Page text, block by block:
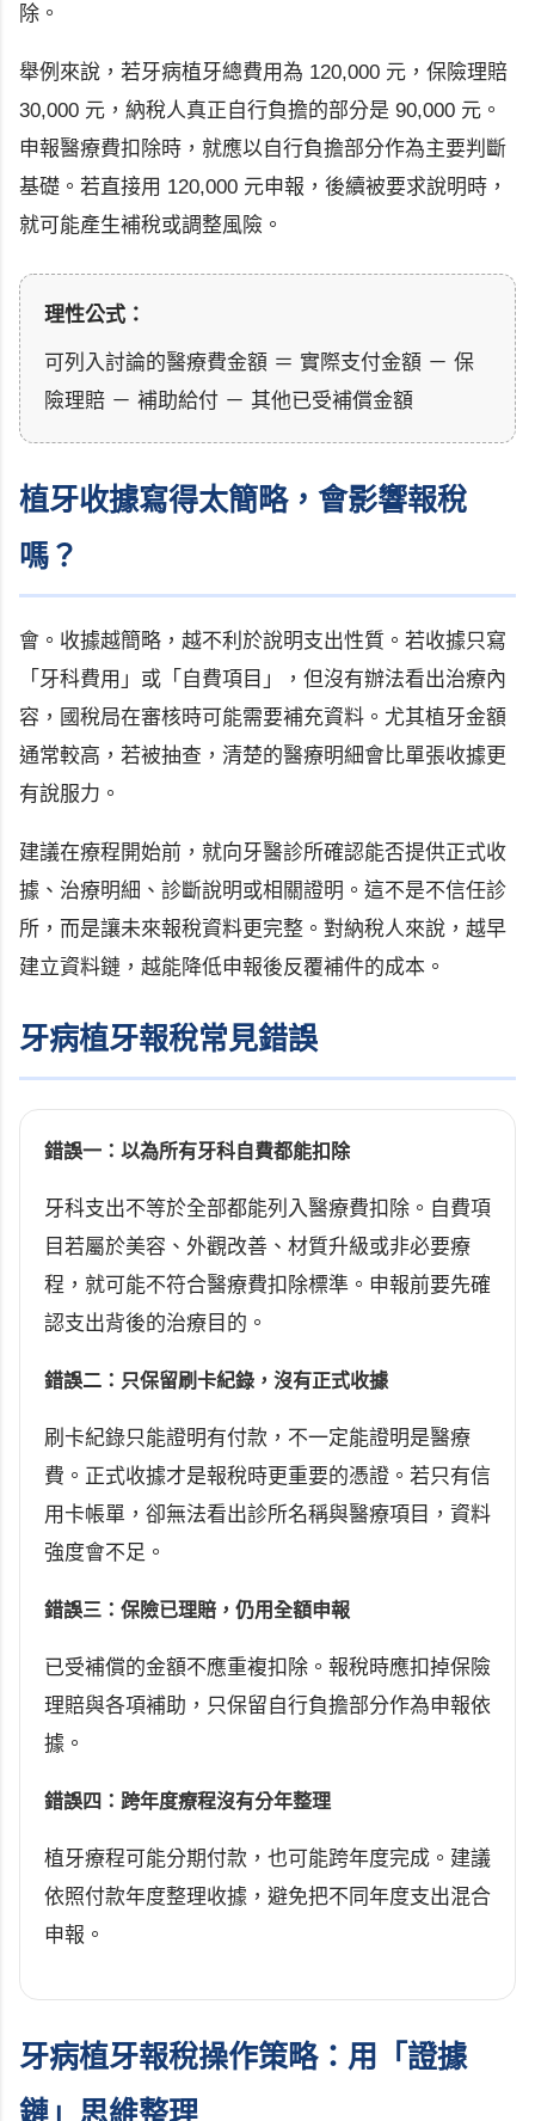
除。
舉例來說，若牙病植牙總費用為 120,000 元，保險理賠
30,000 元，納稅人真正自行負擔的部分是 90,000 元。
申報醫療費扣除時，就應以自行負擔部分作為主要判斷
基礎。若直接用 120,000 元申報，後續被要求說明時，
就可能產生補稅或調整風險。
理性公式：
可列入討論的醫療費金額 ＝ 實際支付金額 － 保
險理賠 － 補助給付 － 其他已受補償金額
植牙收據寫得太簡略，會影響報稅
嗎？
會。收據越簡略，越不利於說明支出性質。若收據只寫
「牙科費用」或「自費項目」，但沒有辦法看出治療內
容，國稅局在審核時可能需要補充資料。尤其植牙金額
通常較高，若被抽查，清楚的醫療明細會比單張收據更
有說服力。
建議在療程開始前，就向牙醫診所確認能否提供正式收
據、治療明細、診斷說明或相關證明。這不是不信任診
所，而是讓未來報稅資料更完整。對納稅人來說，越早
建立資料鏈，越能降低申報後反覆補件的成本。
牙病植牙報稅常見錯誤
錯誤一：以為所有牙科自費都能扣除
牙科支出不等於全部都能列入醫療費扣除。自費項
目若屬於美容、外觀改善、材質升級或非必要療
程，就可能不符合醫療費扣除標準。申報前要先確
認支出背後的治療目的。
錯誤二：只保留刷卡紀錄，沒有正式收據
刷卡紀錄只能證明有付款，不一定能證明是醫療
費。正式收據才是報稅時更重要的憑證。若只有信
用卡帳單，卻無法看出診所名稱與醫療項目，資料
強度會不足。
錯誤三：保險已理賠，仍用全額申報
已受補償的金額不應重複扣除。報稅時應扣掉保險
理賠與各項補助，只保留自行負擔部分作為申報依
據。
錯誤四：跨年度療程沒有分年整理
植牙療程可能分期付款，也可能跨年度完成。建議
依照付款年度整理收據，避免把不同年度支出混合
申報。
牙病植牙報稅操作策略：用「證據
鏈」思維整理